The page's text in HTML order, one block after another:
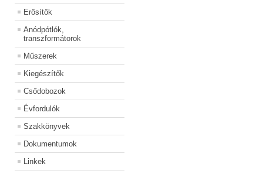
Erősítők
Anódpótlók,
transzformátorok
Műszerek
Kiegészítők
Csődobozok
Évfordulók
Szakkönyvek
Dokumentumok
Linkek